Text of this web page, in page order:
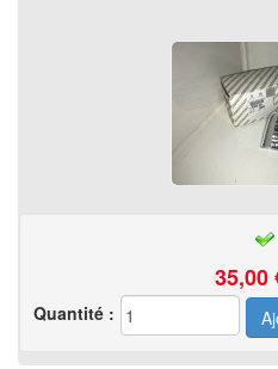
35,00
Quantité :